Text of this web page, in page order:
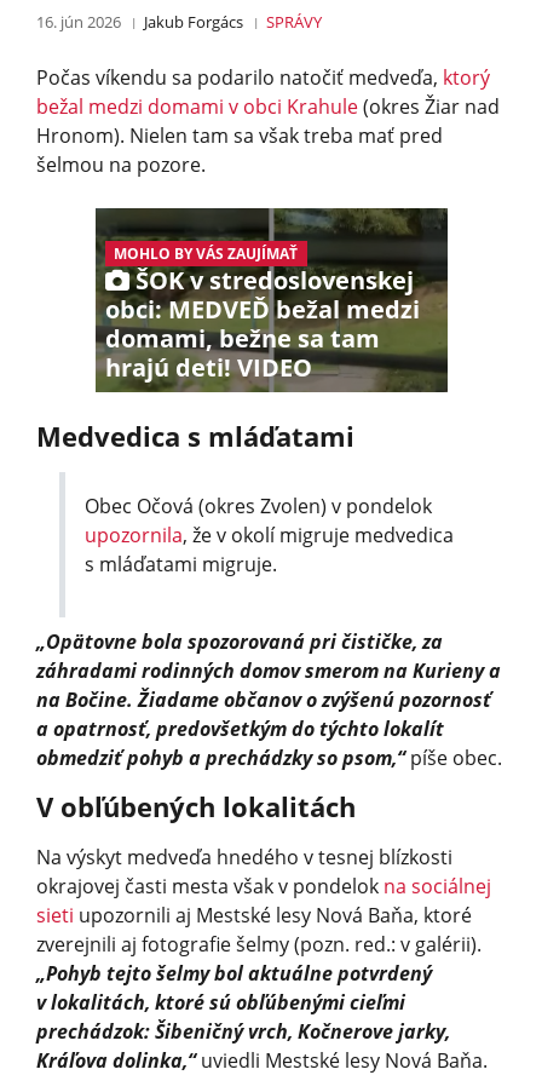
16. jún 2026 Jakub Forgács SPRÁVY
Počas víkendu sa podarilo natočiť medveďa, ktorý
bežal medzi domami v obci Krahule(okres Žiar nad
Hronom). Nielen tam sa však treba mať pred
šelmou na pozore.
MOHLO BY VÁS ZAUJÍMAŤ
ŠOK v stredoslovenskej
obci: MEDVEĎ bežal medzi
domami, bežne sa tam
hrajú deti! VIDEO
Medvedica s mláďatami
Obec Očová (okres Zvolen) v pondelok
upozornila, že v okolí migruje medvedica
s mláďatami migruje.
„Opätovne bola spozorovaná pri čističke, za
záhradami rodinných domov smerom na Kurieny a
na Bočine. Žiadame občanov o zvýšenú pozornosť
a opatrnosť, predovšetkým do týchto lokalít
obmedziť pohyb a prechádzky so psom,“píše obec.
V obľúbených lokalitách
Na výskyt medveďa hnedého v tesnej blízkosti
okrajovej časti mesta však v pondelok na sociálnej
sieti upozornili aj Mestské lesy Nová Baňa, ktoré
zverejnili aj fotografie šelmy (pozn. red.: v galérii).
„Pohyb tejto šelmy bol aktuálne potvrdený
v lokalitách, ktoré sú obľúbenými cieľmi
prechádzok: Šibeničný vrch, Kočnerove jarky,
Kráľova dolinka,“uviedli Mestské lesy Nová Baňa.